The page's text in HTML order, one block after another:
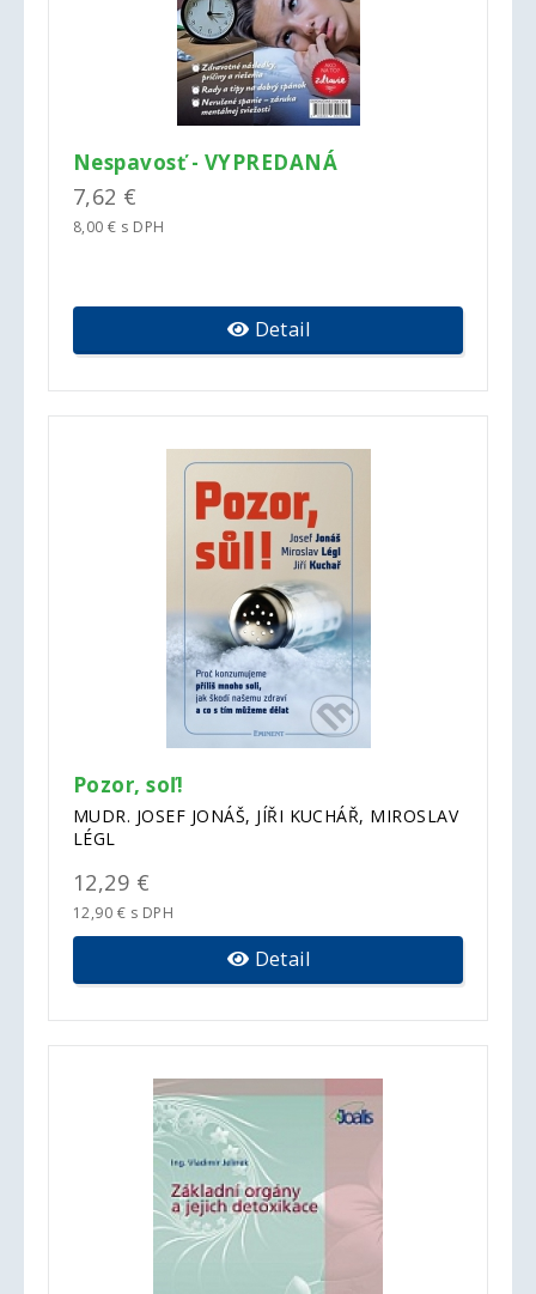
Nespavosť - VYPREDANÁ
7,62 €
8,00 € s DPH
Detail
Pozor, soľ!
MUDR. JOSEF JONÁŠ, JÍŘI KUCHÁŘ, MIROSLAV
LÉGL
12,29 €
12,90 € s DPH
Detail